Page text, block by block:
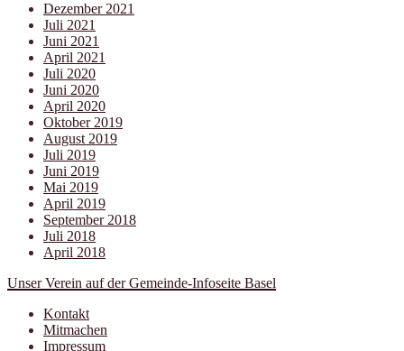
Dezember 2021
Juli 2021
Juni 2021
April 2021
Juli 2020
Juni 2020
April 2020
Oktober 2019
August 2019
Juli 2019
Juni 2019
Mai 2019
April 2019
September 2018
Juli 2018
April 2018
Unser Verein auf der Gemeinde-Infoseite Basel
Kontakt
Mitmachen
Impressum